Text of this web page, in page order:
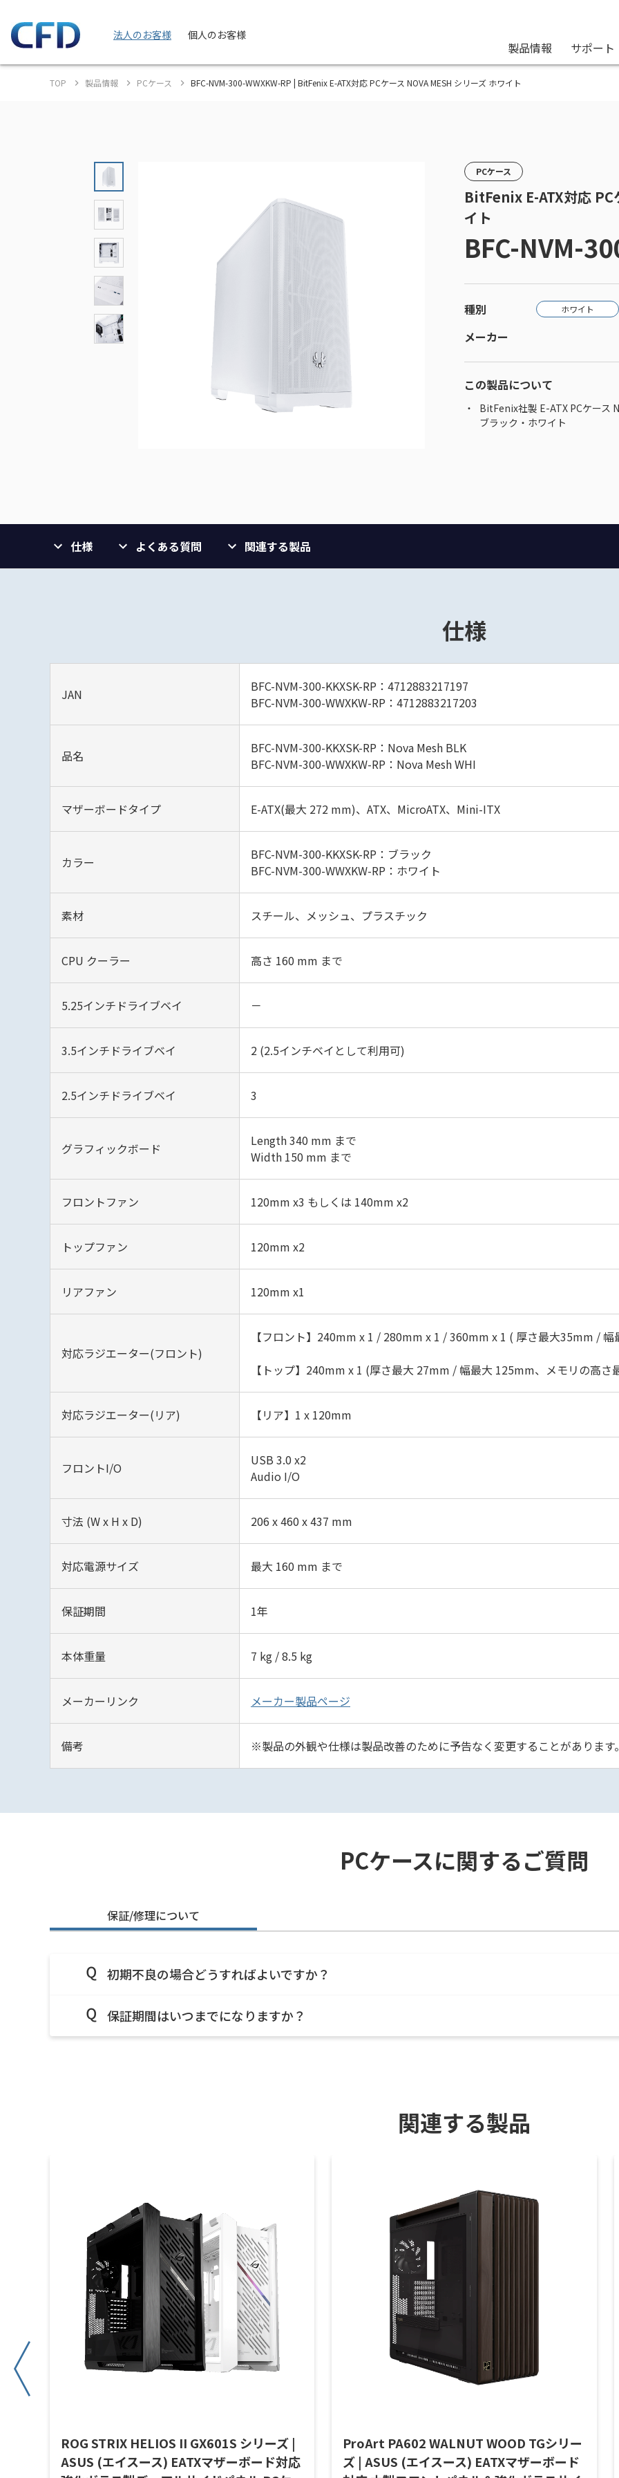
法人のお客様 個人のお客様
製品情報 サポート
TOP 製品情報 PCケース BFC-NVM-300-WWXKW-RP | BitFenix E-ATX対応 PCケース NOVA MESH シリーズ ホワイト
PCケース
BitFenix E-ATX対応 PC
イト
BFC-NVM-
種別 ホワイト
メーカー
この製品について
BitFenix社製 E-ATX PCケース
ブラック・ホワイト
仕様 よくある質問 関連する製品
仕様
JAN
BFC-NVM-300-KKXSK-RP：4712883217197
BFC-NVM-300-WWXKW-RP：4712883217203
品名
BFC-NVM-300-KKXSK-RP：Nova Mesh BLK
BFC-NVM-300-WWXKW-RP：Nova Mesh WHI
マザーボードタイプ E-ATX(最大 272 mm)、ATX、MicroATX、Mini-ITX
カラー
BFC-NVM-300-KKXSK-RP：ブラック
BFC-NVM-300-WWXKW-RP：ホワイト
素材 スチール、メッシュ、プラスチック
CPU クーラー 高さ 160 mm まで
5.25インチドライブベイ －
3.5インチドライブベイ 2 (2.5インチベイとして利用可)
2.5インチドライブベイ 3
グラフィックボード
Length 340 mm まで
Width 150 mm まで
フロントファン 120mm x3 もしくは 140mm x2
トップファン 120mm x2
リアファン 120mm x1
対応ラジエーター(フロント)
【フロント】240mm x 1 / 280mm x 1 / 360mm x 1 ( 厚さ最大35mm /
【トップ】240mm x 1 (厚さ最大 27mm / 幅最大 125mm、メモリの高さ
対応ラジエーター(リア) 【リア】1 x 120mm
フロントI/O
USB 3.0 x2
Audio I/O
寸法 (W x H x D) 206 x 460 x 437 mm
対応電源サイズ 最大 160 mm まで
保証期間 1年
本体重量 7 kg / 8.5 kg
メーカーリンク メーカー製品ページ
備考 ※製品の外観や仕様は製品改善のために予告なく変更することがあります
PCケースに関するご質問
保証/修理について
初期不良の場合どうすればよいですか？
保証期間はいつまでになりますか？
関連する製品
ROG STRIX HELIOS II GX601S シリーズ |
ASUS (エイスース) EATXマザーボード対応
ProArt PA602 WALNUT WOOD TGシリー
ズ | ASUS (エイスース) EATXマザーボード